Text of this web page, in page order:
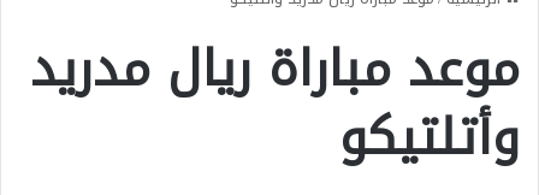
موعد مباراة ريال مدريد
وأتلتيكو